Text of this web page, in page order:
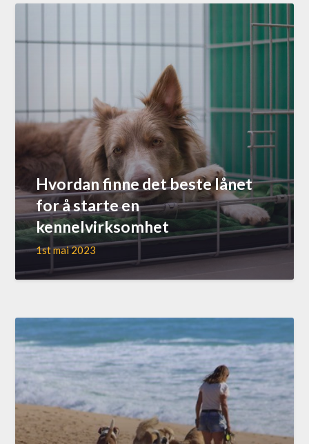
Hvordan finne det beste lånet
for å starte en
kennelvirksomhet
1st mai 2023